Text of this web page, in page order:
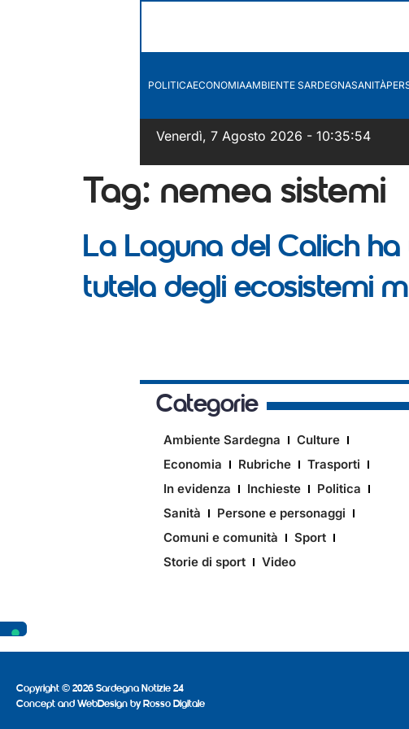
POLITICAECONOMIAAMBIENTE SARDEGNASANITÀ
Venerdì, 7 Agosto 2026 - 10:35:54
Tag: nemea sistemi
La Laguna del Calich
tutela degli ecosistemi
Categorie
Ambiente Sardegna
Culture
Economia
Rubriche
Trasporti
In evidenza
Inchieste
Politica
Sanità
Persone e personaggi
Comuni e comunità
Sport
Storie di sport
Video
Copyright © 2026 Sardegna Notizie 24
Concept and WebDesign by Rosso Digitale